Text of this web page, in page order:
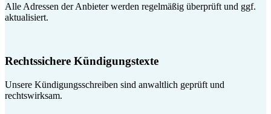
Alle Adressen der Anbieter werden regelmäßig überprüft und ggf.
aktualisiert.
Rechtssichere Kündigungstexte
Unsere Kündigungsschreiben sind anwaltlich geprüft und
rechtswirksam.